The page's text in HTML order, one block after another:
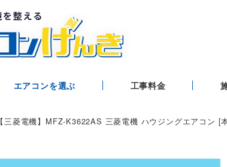
エアコンを選ぶ 工事料金
【三菱電機】MFZ-K3622AS 三菱電機 ハウジングエアコン